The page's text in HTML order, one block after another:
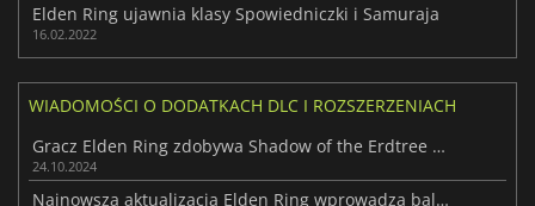
Elden Ring ujawnia klasy Spowiedniczki i Samuraja
16.02.2022
WIADOMOŚCI O DODATKACH DLC I ROZSZERZENIACH
Gracz Elden Ring zdobywa Shadow of the Erdtree z 1 PŻ
24.10.2024
Najnowsza aktualizacja Elden Ring wprowadza balans i osłabia finałowego bossa w Shadow of the Erdtree